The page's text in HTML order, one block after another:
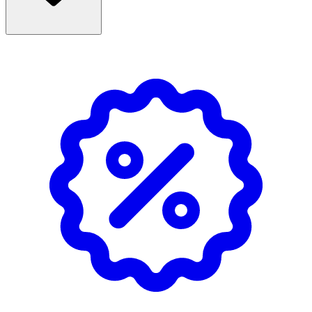
hårrötterna.
- Hållbarhet och förvaring: Bäst före utgången av: se på
- Extremt brandfarlig aerosol. Tryckbehållare: kan
sprängas vid uppvärmning.
- Får inte utsättas för värme, heta ytor, gnistor, öppna
lågor och andra antändningskällor.
- Rökning förbjuden. Spreja inte över öppen låga eller
andra antändningskällor.
- Får inte punkteras eller brännas, gäller även tömd